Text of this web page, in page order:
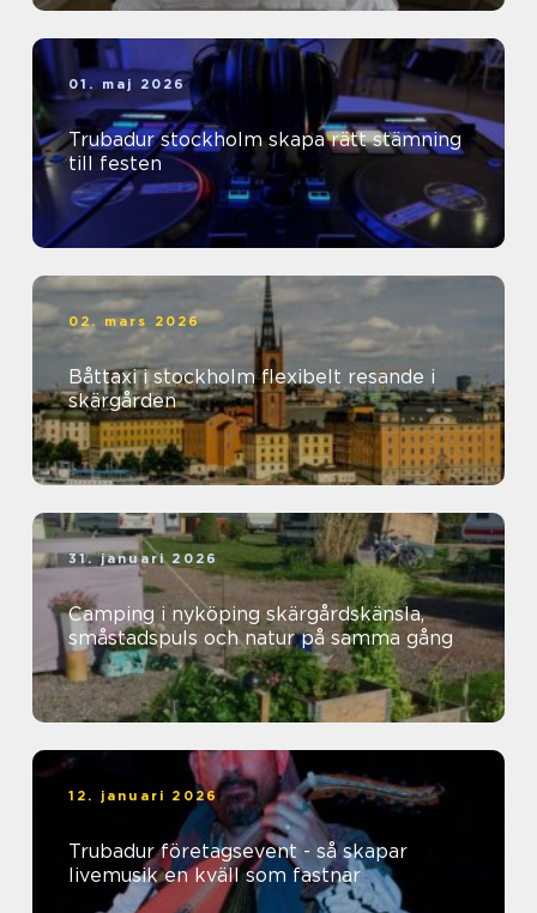
01. maj 2026
Trubadur stockholm skapa rätt stämning
till festen
02. mars 2026
Båttaxi i stockholm flexibelt resande i
skärgården
31. januari 2026
Camping i nyköping skärgårdskänsla,
småstadspuls och natur på samma gång
12. januari 2026
Trubadur företagsevent - så skapar
livemusik en kväll som fastnar